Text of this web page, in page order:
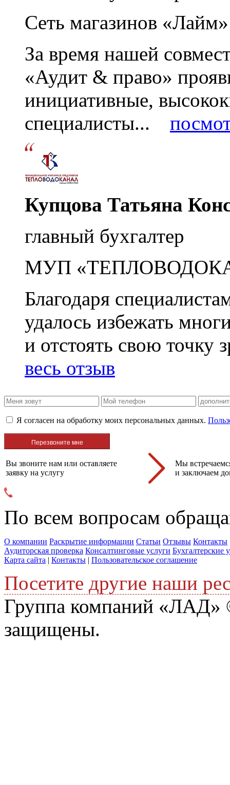
Сеть магазинов «Лайм»
За время нашей
«Аудит & право»
инициативные,
специалисты...
Купцова Татьяна
главный бухгалтер
МУП
Благодаря
удалось избежать
и отстоять свою
весь отзыв
Я согласен на обработку моих персональных данных.
Вы звоните нам или оставляете
заявку на услугу
Мы
и заключаем
По всем вопросам
О компании Раскрытие информации Статьи Отзывы Контакты
Аудиторская проверка Консалтинговые услуги Бухгалтерские
Карта сайта | Контакты | Пользовательское соглашение
Посетите другие наши
Группа компаний «ЛАД»
защищены.